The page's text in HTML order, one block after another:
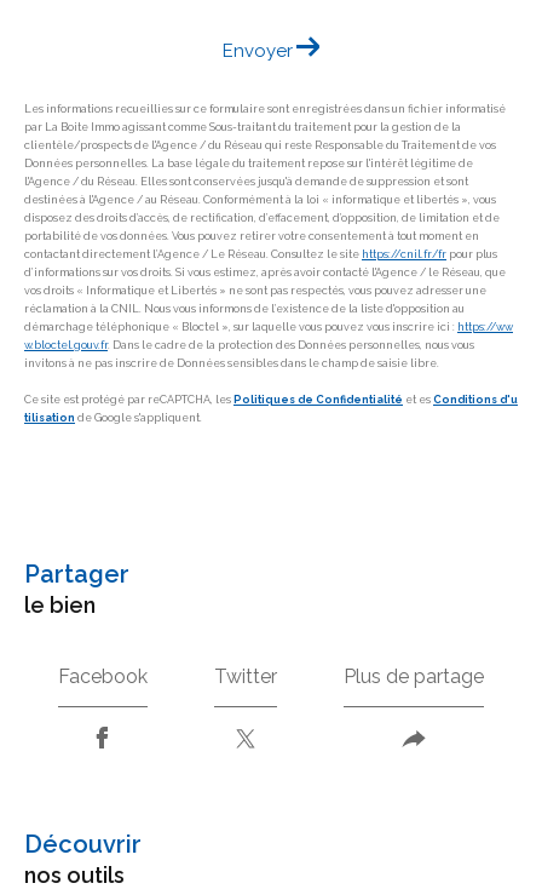
Envoyer
Les informations recueillies sur ce formulaire sont enregistrées dans un fichier informatisé
par La Boite Immo agissant comme Sous-traitant du traitement pour la gestion de la
clientèle/prospects de l'Agence / du Réseau qui reste Responsable du Traitement de vos
Données personnelles. La base légale du traitement repose sur l'intérêt légitime de
l'Agence / du Réseau. Elles sont conservées jusqu'à demande de suppression et sont
destinées à l'Agence / au Réseau. Conformément à la loi « informatique et libertés », vous
disposez des droits d’accès, de rectification, d’effacement, d’opposition, de limitation et de
portabilité de vos données. Vous pouvez retirer votre consentement à tout moment en
contactant directement l’Agence / Le Réseau. Consultez le site https://cnil.fr/fr pour plus
d’informations sur vos droits. Si vous estimez, après avoir contacté l'Agence / le Réseau, que
vos droits « Informatique et Libertés » ne sont pas respectés, vous pouvez adresser une
réclamation à la CNIL. Nous vous informons de l’existence de la liste d'opposition au
démarchage téléphonique « Bloctel », sur laquelle vous pouvez vous inscrire ici : https://ww
w.bloctel.gouv.fr. Dans le cadre de la protection des Données personnelles, nous vous
invitons à ne pas inscrire de Données sensibles dans le champ de saisie libre.
Ce site est protégé par reCAPTCHA, les Politiques de Confidentialité et es Conditions d'u
tilisation de Google s'appliquent.
partager
le bien
Facebook Twitter Plus de partage
découvrir
nos outils